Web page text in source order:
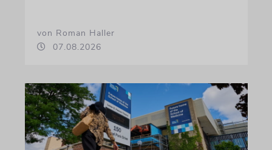
von Roman Haller
07.08.2026